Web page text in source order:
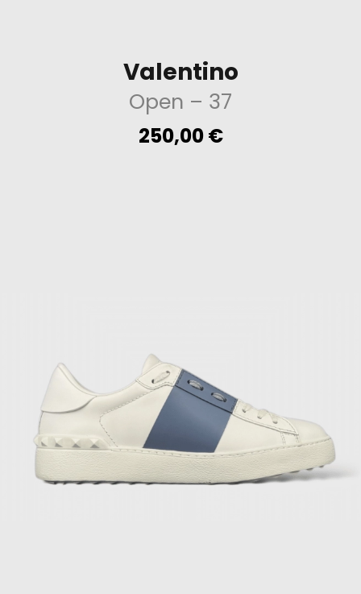
Valentino
Open – 37
250,00€